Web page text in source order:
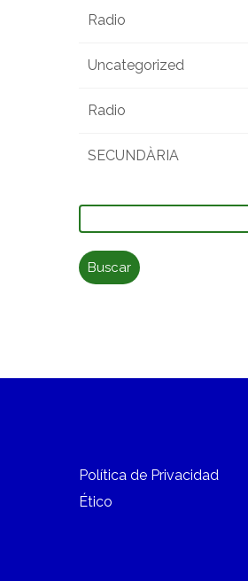
Radio
Uncategorized
Radio
SECUNDÀRIA
Política de Privacidad
Ético